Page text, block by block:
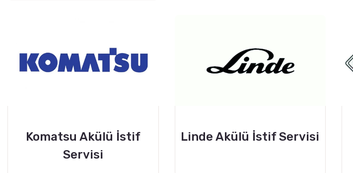
Komatsu Akülü İstif
Servisi
Linde Akülü İstif Servisi